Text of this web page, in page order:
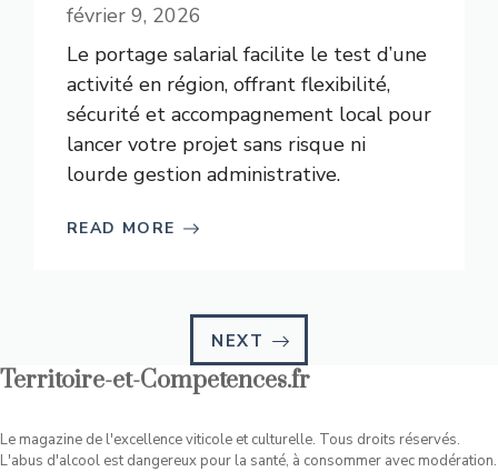
février 9, 2026
Le portage salarial facilite le test d’une
activité en région, offrant flexibilité,
sécurité et accompagnement local pour
lancer votre projet sans risque ni
lourde gestion administrative.
READ MORE
NEXT
Territoire-et-Competences.fr
Le magazine de l'excellence viticole et culturelle. Tous droits réservés.
L'abus d'alcool est dangereux pour la santé, à consommer avec modération.